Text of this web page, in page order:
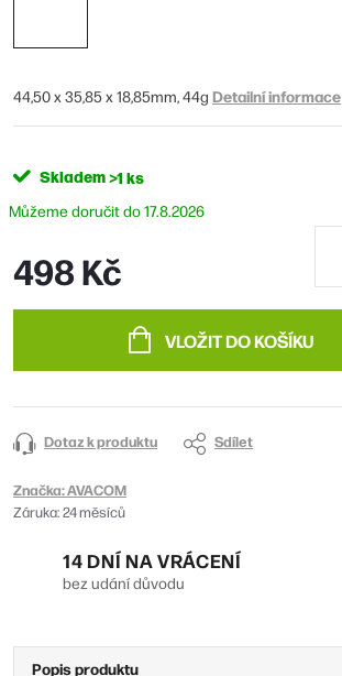
44,50 x 35,85 x 18,85mm, 44g Detailní informace
Skladem>1 ks
17.8.2026
498 Kč
VLOŽIT DO KOŠÍKU
Dotaz k produktu Sdílet
Značka:AVACOM
Záruka:24 měsíců
14 DNÍ NA VRÁCENÍ
bez udání důvodu
Popis produktu